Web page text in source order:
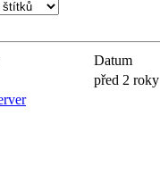
Datum
před 2 roky